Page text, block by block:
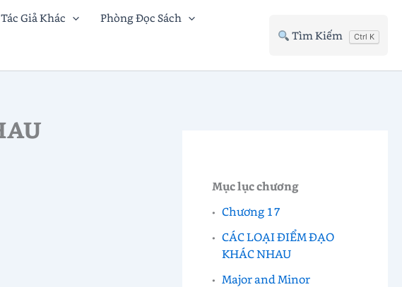
Giả Khác Phòng Đọc Sách
Tìm Kiếm Ctrl K
Mục lục chương
Chương 17
CÁC LOẠI ĐIỂM ĐẠO
KHÁC NHAU
Major and Minor